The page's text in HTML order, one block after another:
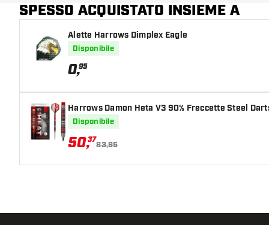
SPESSO ACQUISTATO INSIEME A
Alette Harrows Dimplex Eagle
Disponibile
0,95
Harrows Damon Heta V3 90% Freccette Steel
Disponibile
50,37
83,95